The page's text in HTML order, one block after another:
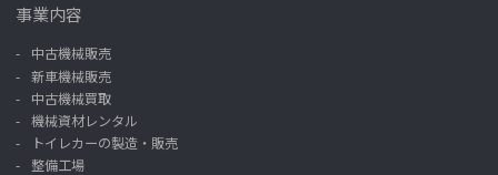
事業内容
中古機械販売
新車機械販売
中古機械買取
機械資材レンタル
トイレカーの製造・販売
整備工場